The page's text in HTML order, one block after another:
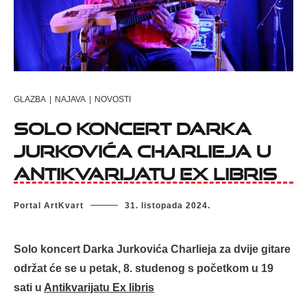
GLAZBA | NAJAVA | NOVOSTI
Solo koncert Darka
Jurkovića Charlieja u
Antikvarijatu Ex libris
Portal ArtKvart 31. listopada 2024.
Solo koncert Darka Jurkovića Charlieja za dvije gitare
održat će se u petak, 8. studenog s početkom u 19
sati u Antikvarijatu Ex libris